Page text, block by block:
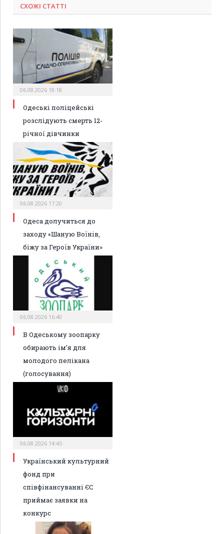
СХОЖІ СТАТТІ
06.08.2026 18:18
Одеські поліцейські
розслідують смерть 12-
річної дівчинки
06.08.2026 17:20
Одеса долучиться до
заходу «Шаную Воїнів,
біжу за Героїв України»
06.08.2026 16:40
В Одеському зоопарку
обирають ім’я для
молодого пелікана
(голосування)
06.08.2026 14:45
Український культурний
фонд при
співфінансуванні ЄС
приймає заявки на
конкурс